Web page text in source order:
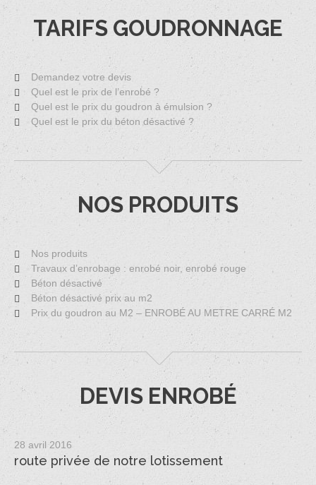
TARIFS GOUDRONNAGE
Demandez votre devis
Quel est le prix de l’enrobé ?
Quel est le prix du goudron à émulsion ?
Quel est le prix du béton désactivé ?
NOS PRODUITS
Nos produits
Travaux d’enrobage : enrobé noir, enrobé rouge
Béton désactivé
Béton désactivé prix au m2
Prix du goudron au M2 – ENROBÉ AU METRE CARRÉ M2
DEVIS ENROBÉ
28 avril 2016
route privée de notre lotissement